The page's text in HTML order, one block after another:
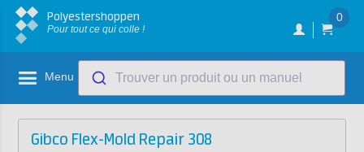
Polyestershoppen
Pour tout ce qui colle !
0
Menu Trouver un produit ou un manuel
Gibco Flex-Mold Repair 308